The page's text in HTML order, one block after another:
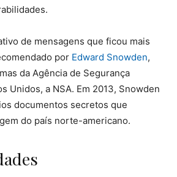
de mensagens que ficou mais
por Edward Snowden,
da Agência de Segurança
Unidos, a NSA. Em 2013, Snowden
documentos secretos que
do país norte-americano.